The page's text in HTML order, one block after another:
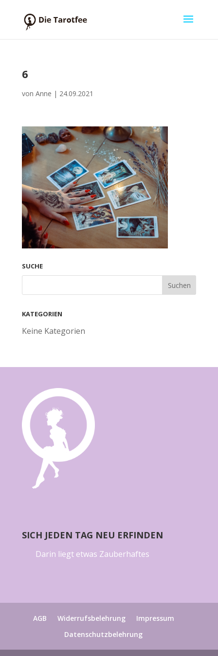
6
von Anne | 24.09.2021
SUCHE
KATEGORIEN
Keine Kategorien
SICH JEDEN TAG NEU ERFINDEN
Darin liegt etwas Zauberhaftes
AGB Widerrufsbelehrung
Impressum
Datenschutzbelehrung